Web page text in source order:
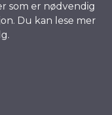
som er nødvendig
Du kan lese mer